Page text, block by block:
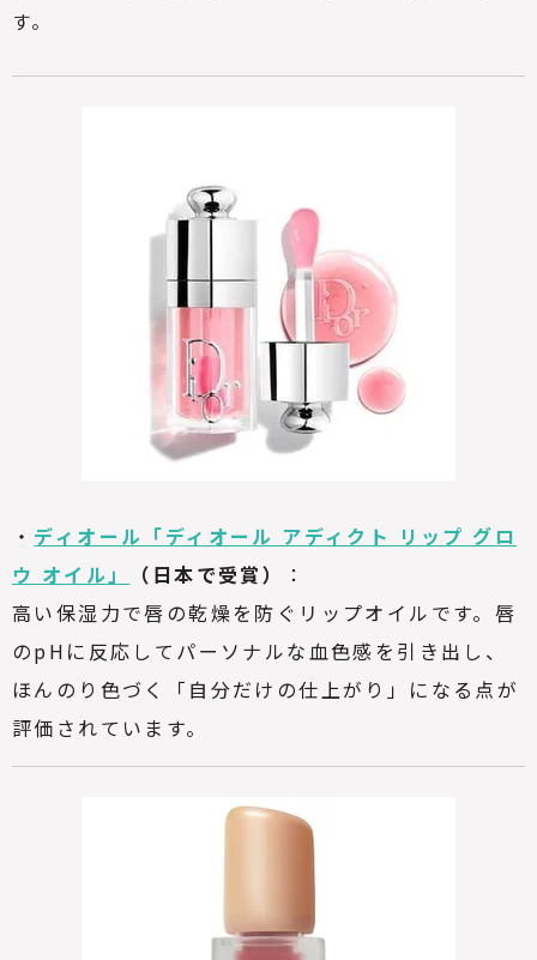
す。
・ ディオール「ディオール アディクト リップ グロ
ウ オイル」
（日本で受賞）
：
高い保湿力で唇の乾燥を防ぐリップオイルです。唇
のpHに反応してパーソナルな血色感を引き出し、
ほんのり色づく「自分だけの仕上がり」になる点が
評価されています。